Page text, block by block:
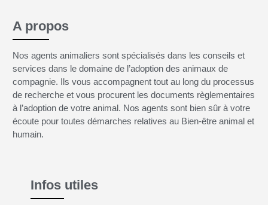
A propos
Nos agents animaliers sont spécialisés dans les conseils et
services dans le domaine de l’adoption des animaux de
compagnie. Ils vous accompagnent tout au long du processus
de recherche et vous procurent les documents règlementaires
à l’adoption de votre animal. Nos agents sont bien sûr à votre
écoute pour toutes démarches relatives au Bien-être animal et
humain.
Infos utiles